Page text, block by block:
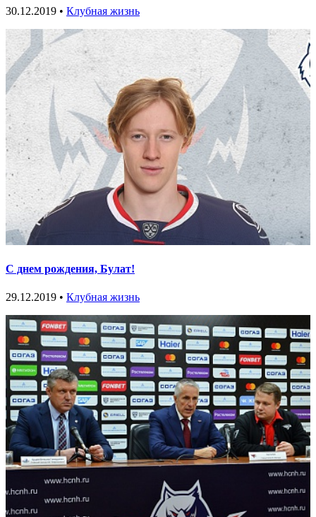
30.12.2019 • Клубная жизнь
С днем рождения, Булат!
29.12.2019 • Клубная жизнь